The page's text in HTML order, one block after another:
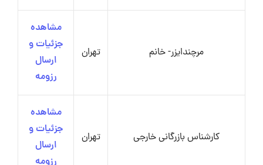
مرچندایزر- خانم تهران
مشاهده
جزئیات و
ارسال
رزومه
کارشناس بازرگانی خارجی تهران
مشاهده
جزئیات و
ارسال
رزومه